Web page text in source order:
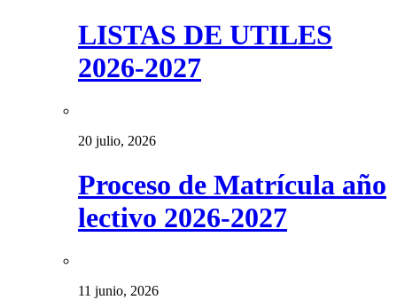
LISTAS DE UTILES
2026-2027
20 julio, 2026
Proceso de Matrícula año
lectivo 2026-2027
11 junio, 2026